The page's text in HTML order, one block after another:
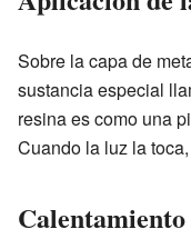
Sobre la capa de
sustancia especial
resina es como una
Cuando la luz la
Calentamiento